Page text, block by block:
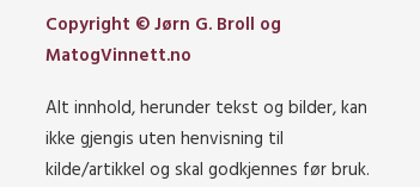
Copyright © Jørn G. Broll og
MatogVinnett.no
Alt innhold, herunder tekst og bilder, kan
ikke gjengis uten henvisning til
kilde/artikkel og skal godkjennes før bruk.